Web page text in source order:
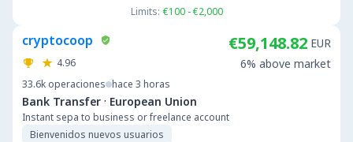
Limits: €100 - €2,000
cryptocoop
4.96
33.6k operaciones hace 3 horas
Bank Transfer · European Union
Instant sepa to business or freelance account
Bienvenidos nuevos usuarios
€59,148.82 EUR
6% above market